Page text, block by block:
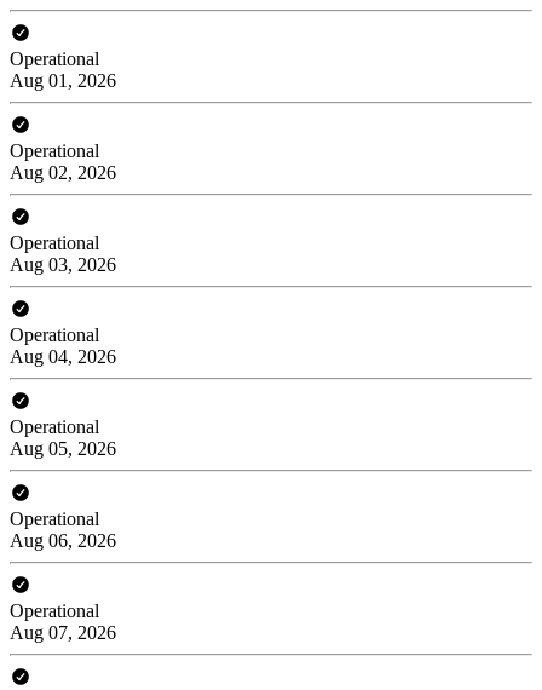
Operational
Aug 01, 2026
Operational
Aug 02, 2026
Operational
Aug 03, 2026
Operational
Aug 04, 2026
Operational
Aug 05, 2026
Operational
Aug 06, 2026
Operational
Aug 07, 2026